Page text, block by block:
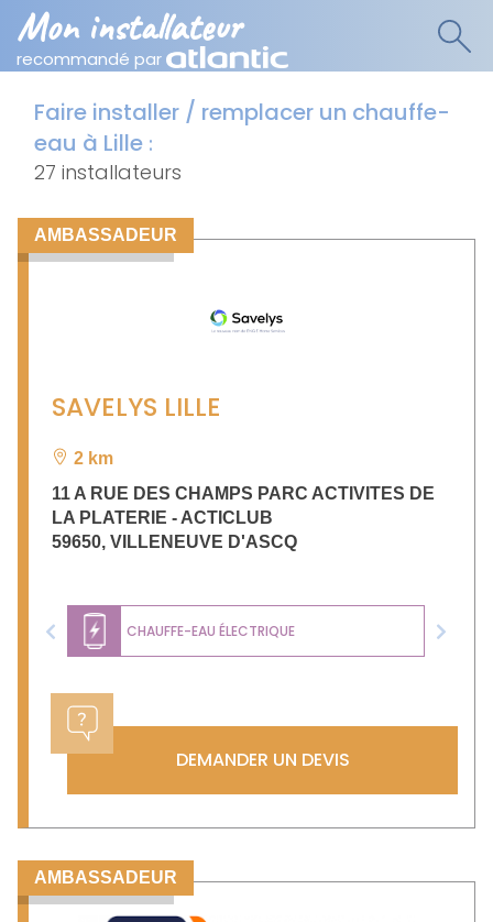
Mon installateur
recommandé par
Faire installer / remplacer un chauffe-
eau à Lille :
27 installateurs
AMBASSADEUR
SAVELYS LILLE
2 km
11 A RUE DES CHAMPS PARC ACTIVITES DE
LA PLATERIE - ACTICLUB
59650, VILLENEUVE D'ASCQ
CHAUFFE-EAU ÉLECTRIQUE
Previous Next
DEMANDER UN DEVIS
AMBASSADEUR